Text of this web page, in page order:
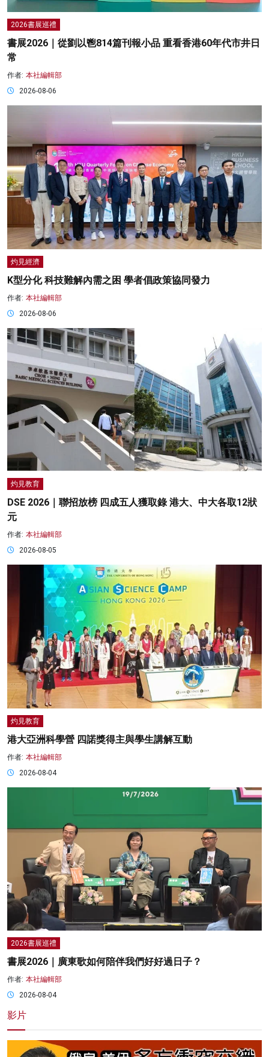
2026書展巡禮
書展2026｜從劉以鬯814篇刊報小品 重看香港60年代市井日
常
作者: 本社編輯部
2026-08-06
灼見經濟
K型分化 科技難解內需之困 學者倡政策協同發力
作者: 本社編輯部
2026-08-06
灼見教育
DSE 2026｜聯招放榜 四成五人獲取錄 港大、中大各取12狀
元
作者: 本社編輯部
2026-08-05
灼見教育
港大亞洲科學營 四諾獎得主與學生講解互動
作者: 本社編輯部
2026-08-04
2026書展巡禮
書展2026｜廣東歌如何陪伴我們好好過日子？
作者: 本社編輯部
2026-08-04
影片